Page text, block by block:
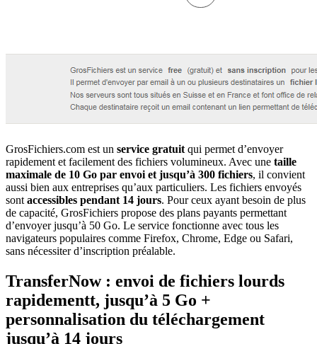
GrosFichiers.com est un service gratuit qui permet d’envoyer
rapidement et facilement des fichiers volumineux. Avec une taille
maximale de 10 Go par envoi et jusqu’à 300 fichiers, il convient
aussi bien aux entreprises qu’aux particuliers. Les fichiers envoyés
sont accessibles pendant 14 jours. Pour ceux ayant besoin de plus
de capacité, GrosFichiers propose des plans payants permettant
d’envoyer jusqu’à 50 Go. Le service fonctionne avec tous les
navigateurs populaires comme Firefox, Chrome, Edge ou Safari,
sans nécessiter d’inscription préalable.
TransferNow : envoi de fichiers lourds
rapidementt, jusqu’à 5 Go +
personnalisation du téléchargement
jusqu’à 14 jours